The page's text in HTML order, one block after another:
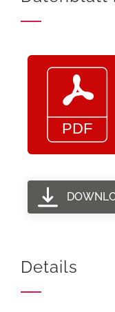
Details